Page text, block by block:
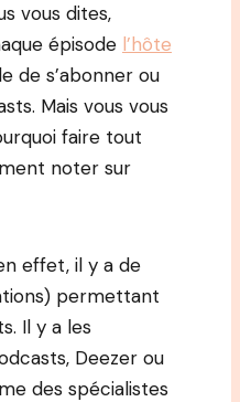
vous dites,
épisode l’hôte
de s’abonner ou
Mais vous vous
faire tout
noter sur
effet, il y a de
permettant
Il y a les
Deezer ou
des spécialistes